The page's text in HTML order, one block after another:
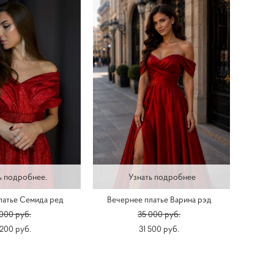
подробнее.
Семида ред
pуб.
pуб.
Узнать подробнее
Вечернее платье Варина рэд
35 000 pуб.
31 500 pуб.